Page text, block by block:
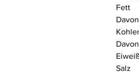
Fett
Salz